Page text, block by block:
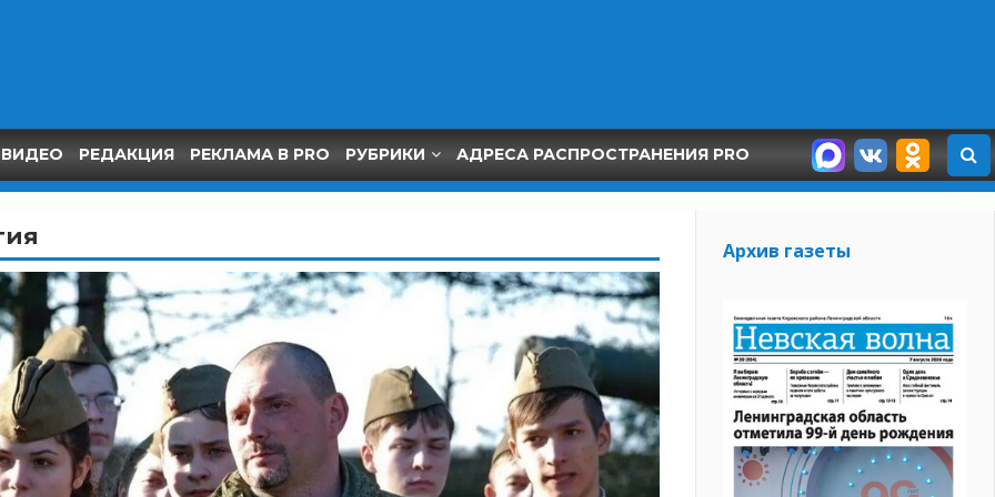
ВИДЕО РЕДАКЦИЯ РЕКЛАМА В PRO РУБРИКИ АДРЕСА РАСПРОСТРАНЕНИЯ PRO
Архив газеты